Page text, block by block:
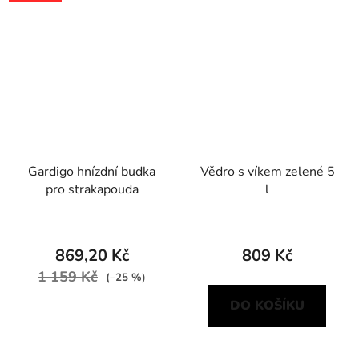
Gardigo hnízdní budka
pro strakapouda
869,20 Kč
1 159 Kč (–25 %)
Vědro s víkem zelené 5
l
809 Kč
DO KOŠÍKU